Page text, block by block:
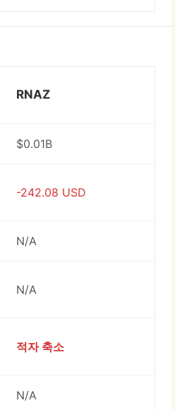
RNAZ
$0.01B
-242.08 USD
N/A
N/A
적자 축소
N/A